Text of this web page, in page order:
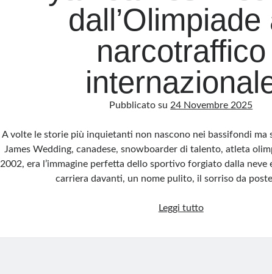
dall’Olimpiade
narcotraffico
Pubblicato su 24 Novembre 2025
A volte le storie più inquietanti non nascono nei bassifondi
James Wedding, canadese, snowboarder di talento, atleta
2002, era l’immagine perfetta dello sportivo forgiato dalla neve
carriera davanti, un nome pulito, il sorriso da
Leggi tuttoRyan